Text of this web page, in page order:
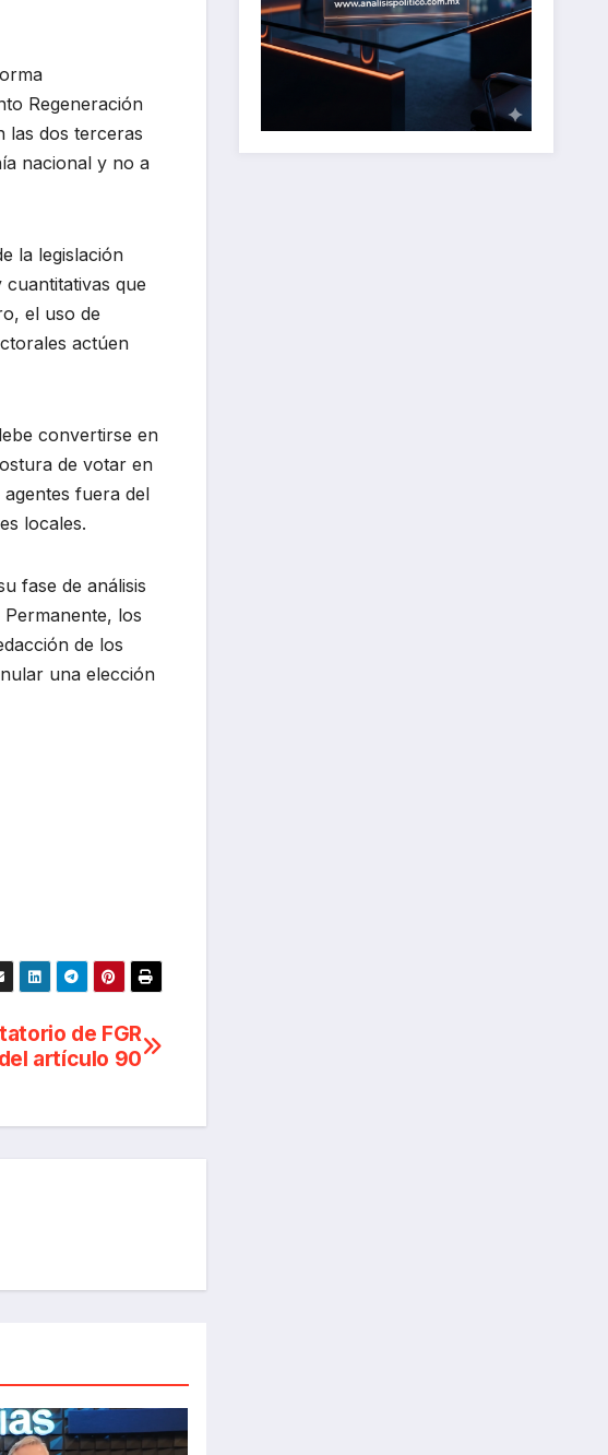
Regeneración
las dos terceras
nacional y no a
la legislación
que
el uso de
actúen
convertirse en
de votar en
fuera del
locales.
fase de análisis
los
de los
una elección
de FGR
artículo 90